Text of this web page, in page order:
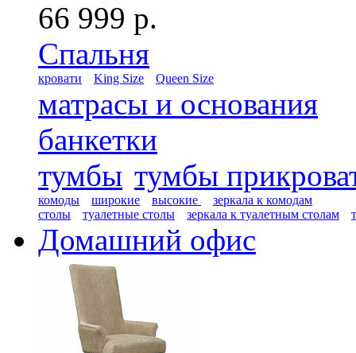
66 999 р.
Спальня
кровати King Size Queen Size
матрасы и основания
банкетки
тумбы тумбы
комоды широкие высокие
зеркала к комодам
столы
туалетные столы зеркала к туалетным столам
Домашний офис